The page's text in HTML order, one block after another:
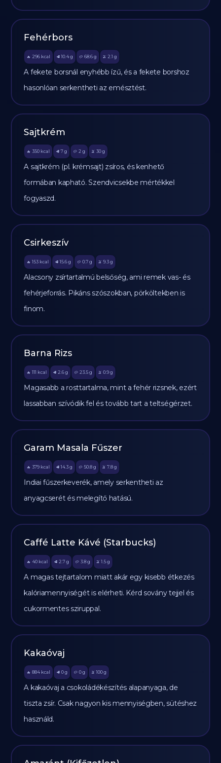
Fehérbors
🔥 296 kcal 🥩 10.4 g 🥔 68.6g 🫒 2.1 g
A fekete borsnál enyhébb ízű, és a fekete borshoz
hasonlóan serkentheti az emésztést.
Sajtkrém
🔥 350 kcal 🥩 7 g 🥔 2 g 🫒 30 g
A sajtkrém (pl. krémsajt) zsíros, és kenhető
formában kapható. Szendvicsekbe mértékkel
fogyaszd.
Csirkeszív
🔥 153 kcal 🥩 15.6 g 🥔 0.7g 🫒 9.3 g
Alacsony zsírtartalmú belsőség, ami remek vas- és
fehérjeforrás. Pikáns szószokban, pörköltekben is
finom.
Barna Rizs
🔥 111 kcal 🥩 2.6 g 🥔 23.5g 🫒 0.9 g
Magasabb a rosttartalma, mint a fehér rizsnek, ezért
lassabban szívódik fel és tovább tart a teltségérzet.
Garam Masala Fűszer
🔥 379 kcal 🥩 14.3 g 🥔 50.8g 🫒 7.8 g
Indiai fűszerkeverék, amely serkentheti az
anyagcserét és melegítő hatású.
Caffé Latte Kávé (Starbucks)
🔥 40 kcal 🥩 2.7 g 🥔 3.8g 🫒 1.5 g
A magas tejtartalom miatt akár egy kisebb étkezés
kalóriamennyiségét is elérheti. Kérd sovány tejjel és
cukormentes sziruppal.
Kakaóvaj
🔥 884 kcal 🥩 0 g 🥔 0g 🫒 100 g
A kakaóvaj a csokoládékészítés alapanyaga, de
tiszta zsír. Csak nagyon kis mennyiségben, sütéshez
használd.